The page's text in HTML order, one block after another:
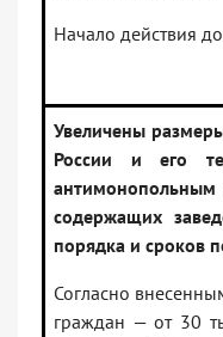
Начало действия
Увеличены
России и его
антимонопольным
содержащих
порядка и сроков
Согласно
граждан — от 30